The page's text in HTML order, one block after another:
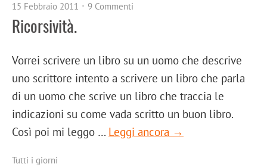
15 Febbraio 2011 9 Commenti
Ricorsività.
Vorrei scrivere un libro su un uomo che descrive
uno scrittore intento a scrivere un libro che parla
di un uomo che scrive un libro che traccia le
indicazioni su come vada scritto un buon libro.
Così poi mi leggo … Leggi ancora →
Tutti i giorni